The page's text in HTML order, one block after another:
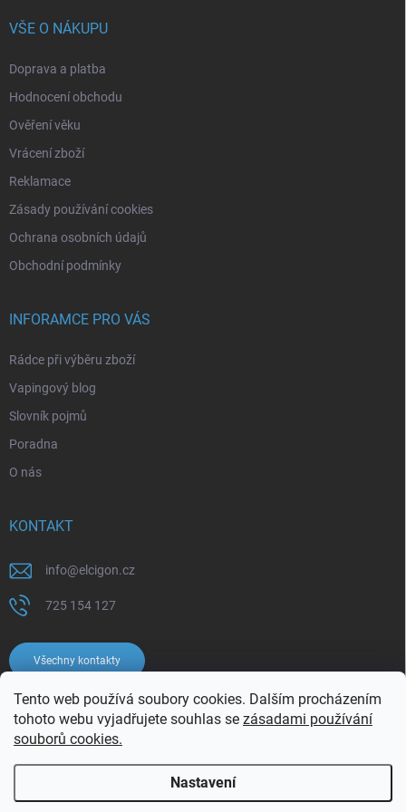
Tento web používá soubory cookies. Dalším procházením
tohoto webu vyjadřujete souhlas se zásadami používání
souborů cookies.
Nastavení
VŠE O NÁKUPU
Doprava a platba
Hodnocení obchodu
Ověření věku
Vrácení zboží
Reklamace
Zásady používání cookies
Ochrana osobních údajů
Obchodní podmínky
INFORAMCE PRO VÁS
Rádce při výběru zboží
Vapingový blog
Slovník pojmů
Poradna
O nás
KONTAKT
info@elcigon.cz
725 154 127
Všechny kontakty
Copyright 2026Elcigon.cz. Všechna práva vyhrazena.Upravit nastavení